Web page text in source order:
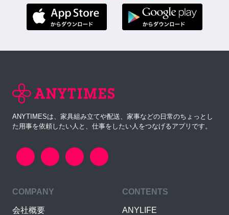
ANYTIMESは、家具組み立てや配送、家事などの日常のちょっとし
た用事を依頼したい人と、仕事をしたい人をつなげるアプリです。
COMPANY
会社概要
CONTENTS
ANYLIFE